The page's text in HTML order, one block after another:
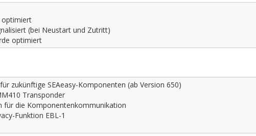
optimiert
(bei Neustart und Zutritt)
optimiert
zukünftige SEAeasy-Komponenten (ab Version 650)
Transponder
für die Komponentenkommunikation
Funktion EBL-1